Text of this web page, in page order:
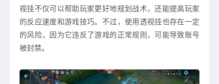
视挂不仅可以帮助玩家更好地规划战术，还能提高玩家
的反应速度和游戏技巧。不过，使用透视挂也存在一定
的风险，因为它违反了游戏的正常规则，可能导致账号
被封禁。